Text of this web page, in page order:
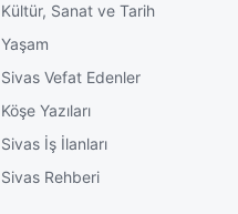
Kültür, Sanat ve Tarih
Yaşam
Sivas Vefat Edenler
Köşe Yazıları
Sivas İş İlanları
Sivas Rehberi